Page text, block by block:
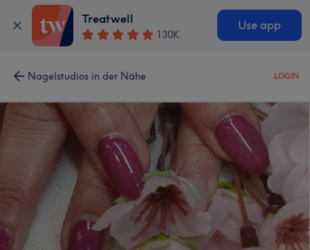
Treatwell
130K
Use app
Nagelstudios in der Nähe LOGIN